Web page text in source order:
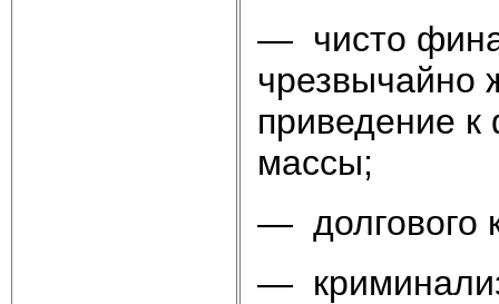
— чисто
чрезвычайно
приведение к
массы;
— долгового
—